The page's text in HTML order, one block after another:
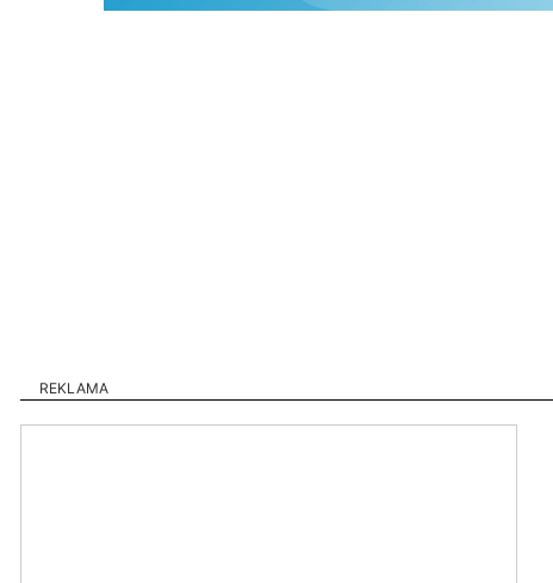
REKLAMA